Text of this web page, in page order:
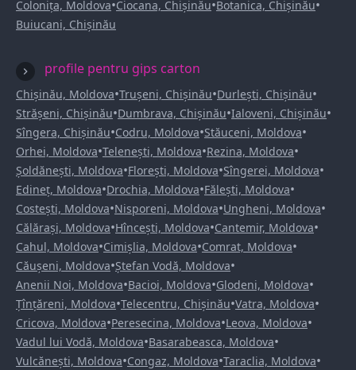
Colonița, Moldova•Ciocana, Chișinău•Botanica, Chișinău•
Buiucani, Chișinău
profile pentru gips carton
Chișinău, Moldova•Trușeni, Chișinău•Durlești, Chișinău•
Strășeni, Chișinău•Dumbrava, Chișinău•Ialoveni, Chișinău•
Sîngera, Chișinău•Codru, Moldova•Stăuceni, Moldova•
Orhei, Moldova•Telenești, Moldova•Rezina, Moldova•
Șoldănești, Moldova•Florești, Moldova•Sîngerei, Moldova•
Edineț, Moldova•Drochia, Moldova•Fălești, Moldova•
Costești, Moldova•Nisporeni, Moldova•Ungheni, Moldova•
Călărași, Moldova•Hîncești, Moldova•Cantemir, Moldova•
Cahul, Moldova•Cimișlia, Moldova•Comrat, Moldova•
Căușeni, Moldova•Ștefan Vodă, Moldova•
Anenii Noi, Moldova•Bacioi, Moldova•Glodeni, Moldova•
Țînțăreni, Moldova•Telecentru, Chișinău•Vatra, Moldova•
Cricova, Moldova•Peresecina, Moldova•Leova, Moldova•
Vadul lui Vodă, Moldova•Basarabeasca, Moldova•
Vulcănești, Moldova•Congaz, Moldova•Taraclia, Moldova•